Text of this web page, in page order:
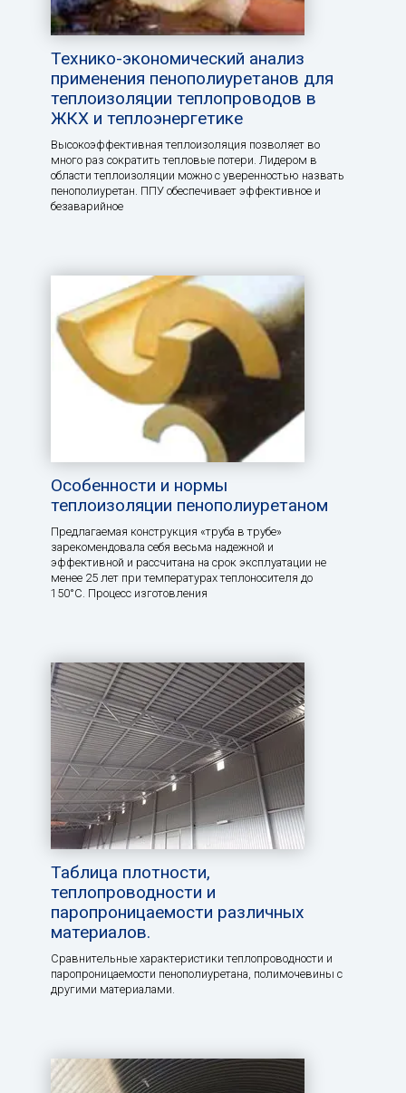
Технико-экономический анализ
применения пенополиуретанов для
теплоизоляции теплопроводов в
ЖКХ и теплоэнергетике
Высокоэффективная теплоизоляция позволяет во
много раз сократить тепловые потери. Лидером в
области теплоизоляции можно с уверенностью назвать
пенополиуретан. ППУ обеспечивает эффективное и
безаварийное
Особенности и нормы
теплоизоляции пенополиуретаном
Предлагаемая конструкция «труба в трубе»
зарекомендовала себя весьма надежной и
эффективной и рассчитана на срок эксплуатации не
менее 25 лет при температурах теплоносителя до
150°С. Процесс изготовления
Таблица плотности,
теплопроводности и
паропроницаемости различных
материалов.
Сравнительные характеристики теплопроводности и
паропроницаемости пенополиуретана, полимочевины с
другими материалами.